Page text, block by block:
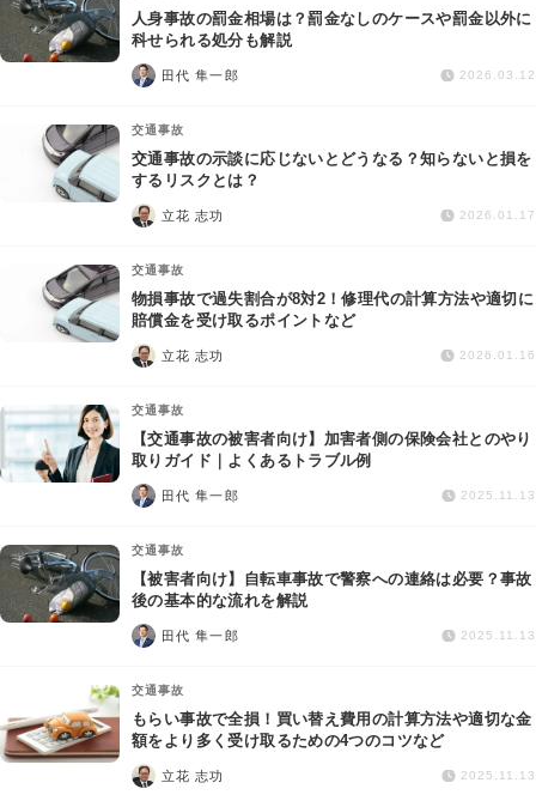
債務整理
交通事故
労働問題
債権回収
IT・ネット
資金調達
企業法務
AI Search Premium
掲載をご検討の弁護士の方へ
人身事故の罰金相場は？罰金なしのケースや罰金以外に
科せられる処分も解説
田代 隼一郎 2026.03.12
交通事故
交通事故の示談に応じないとどうなる？知らないと損を
するリスクとは？
立花 志功 2026.01.17
交通事故
物損事故で過失割合が8対2！修理代の計算方法や適切に
賠償金を受け取るポイントなど
立花 志功 2026.01.16
交通事故
【交通事故の被害者向け】加害者側の保険会社とのやり
取りガイド｜よくあるトラブル例
田代 隼一郎 2025.11.13
交通事故
【被害者向け】自転車事故で警察への連絡は必要？事故
後の基本的な流れを解説
田代 隼一郎 2025.11.13
交通事故
もらい事故で全損！買い替え費用の計算方法や適切な金
額をより多く受け取るための4つのコツなど
立花 志功 2025.11.13